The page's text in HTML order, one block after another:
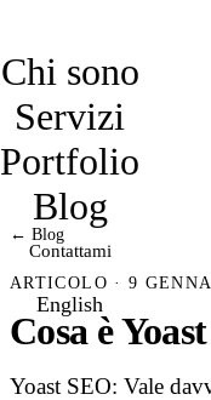
Chi sono
Servizi
Portfolio
Blog
Contattami
English
← Blog
ARTICOLO · 9
Cosa è
Yoast SEO: Vale